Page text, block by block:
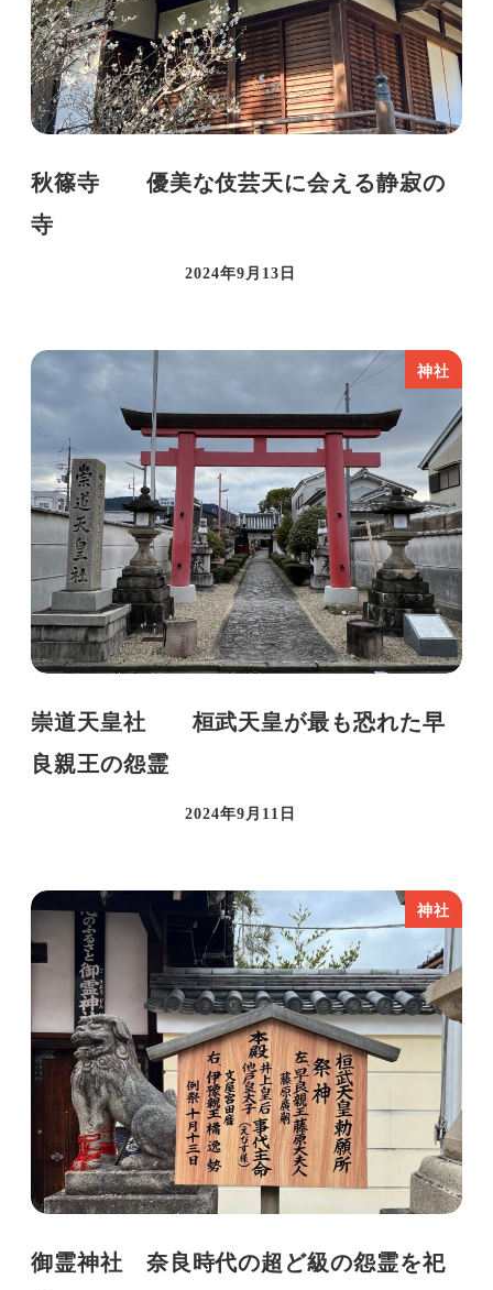
秋篠寺 優美な伎芸天に会える静寂の
寺
投稿日
2024年9月13日
神社
崇道天皇社 桓武天皇が最も恐れた早
良親王の怨霊
投稿日
2024年9月11日
神社
御霊神社 奈良時代の超ど級の怨霊を祀